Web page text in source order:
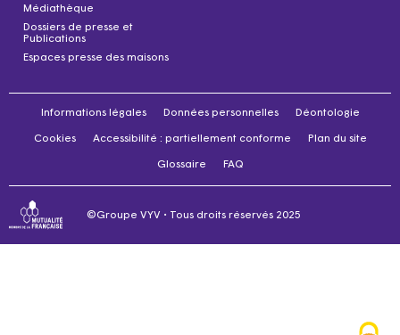
Médiathèque
Dossiers de presse et
Publications
Espaces presse des maisons
Informations légales Données personnelles Déontologie
Cookies Accessibilité : partiellement conforme Plan du site
Glossaire FAQ
©Groupe VYV • Tous droits réservés 2025